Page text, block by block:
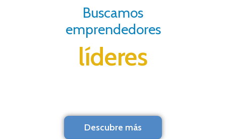
Buscamos
emprendedores
líderes
Descubre más